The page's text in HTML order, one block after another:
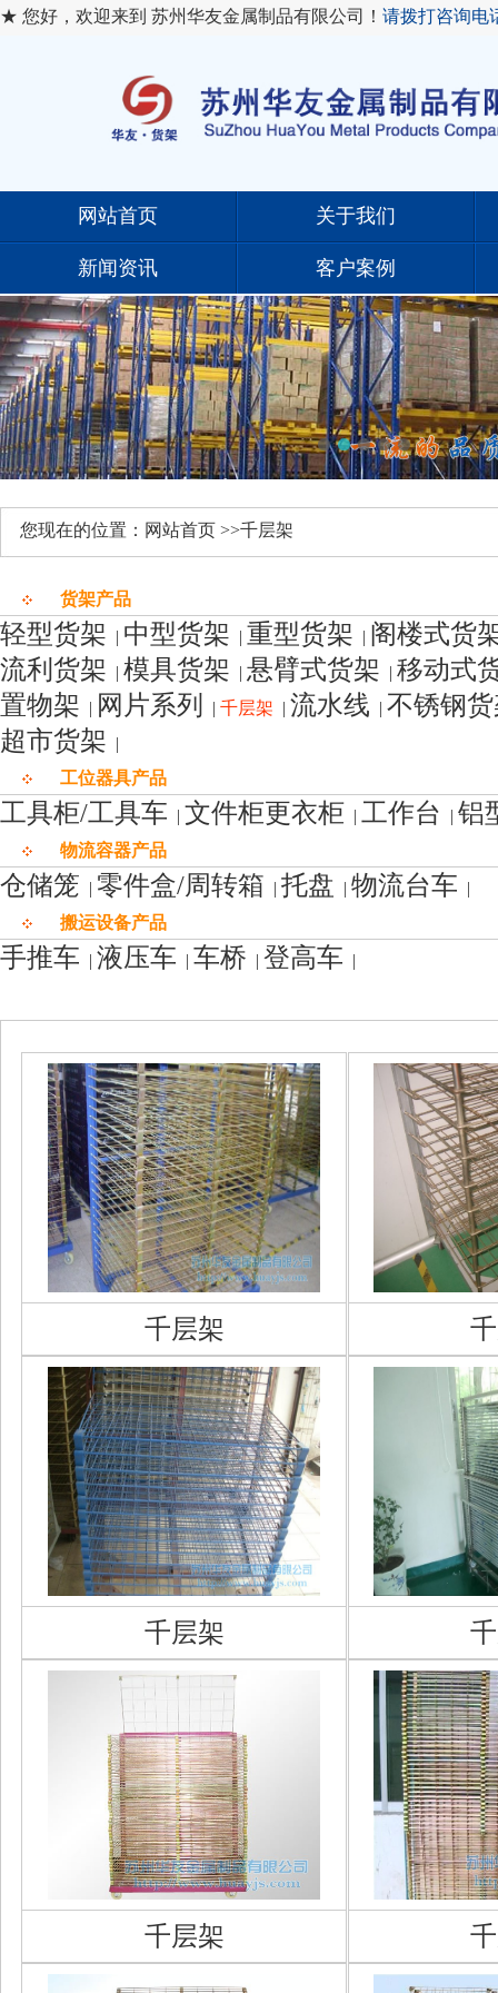
★ 您好，欢迎来到 苏州华友金属制品有限公司！ 请拨打咨询电
网站首页 关于我们
新闻资讯 客户案例
您现在的位置：网站首页 >>千层架
货架产品
轻型货架 | 中型货架 | 重型货架 | 阁楼式货
流利货架 | 模具货架 | 悬臂式货架 | 移动式
置物架 | 网片系列 | 千层架 | 流水线 | 不锈钢
超市货架 |
工位器具产品
工具柜/工具车 | 文件柜更衣柜 | 工作台 | 铝
物流容器产品
仓储笼 | 零件盒/周转箱 | 托盘 | 物流台车 |
搬运设备产品
手推车 | 液压车 | 车桥 | 登高车 |
千层架
千层架
千层架